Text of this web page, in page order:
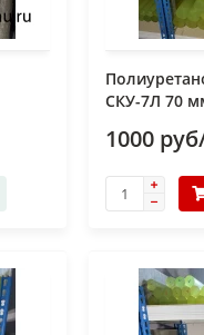
СКУ-7Л 70
1000